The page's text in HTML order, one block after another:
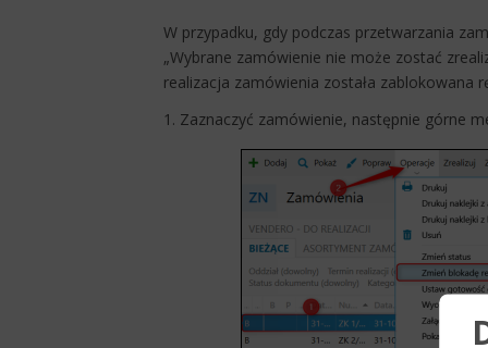
​W przypadku, gdy podczas przetwarzania
„Wybrane zamówienie nie może zostać
realizacja zamówienia została zablokowana
1. Zaznaczyć zamówienie, następnie górne